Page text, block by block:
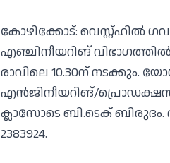
കോഴിക്കോട്:
എഞ്ചിനീയറിങ്
രാവിലെ 10.30ന്
എന്‍ജിനീയറിങ്/
ക്ലാസോടെ ബി.ടെക്
2383924.